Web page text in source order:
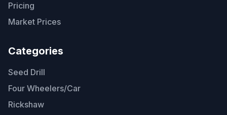
Pricing
Market Prices
Categories
Seed Drill
Four Wheelers/Car
Rickshaw